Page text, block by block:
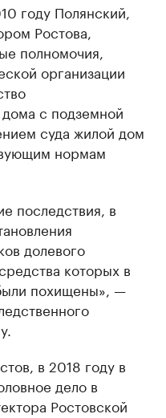
году Полянский,
Ростова,
полномочия,
организации
с подземной
суда жилой дом
нормам
последствия, в
долевого
которых в
похищены», —
в 2018 году в
дело в
Ростовской